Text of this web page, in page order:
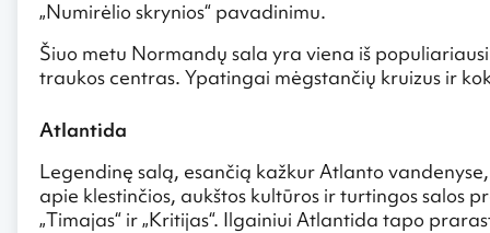
„Numirėlio skrynios“ pavadinimu.
Šiuo metu Normandų sala yra viena iš
traukos centras. Ypatingai mėgstančių kruizus ir
Atlantida
Legendinę salą, esančią kažkur Atlanto
apie klestinčios, aukštos kultūros ir turtingos salos
„Timajas“ ir „Kritijas“. Ilgainiui Atlantida tapo